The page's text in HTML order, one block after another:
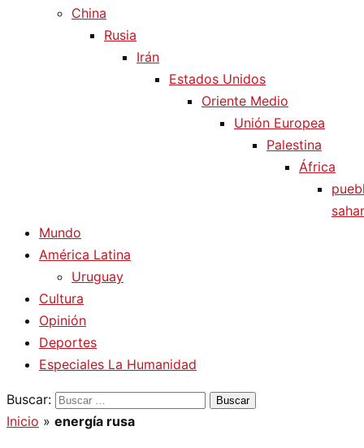
China
Rusia
Irán
Estados Unidos
Oriente Medio
Unión Europea
Palestina
África
Mundo
América Latina
Uruguay
Cultura
Opinión
Deportes
Especiales La Humanidad
Buscar:
Inicio » energía rusa